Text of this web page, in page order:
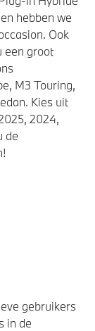
hebben we
Ook
een groot
M3 Touring,
Kies uit
2024,
de
gebruikers
in de